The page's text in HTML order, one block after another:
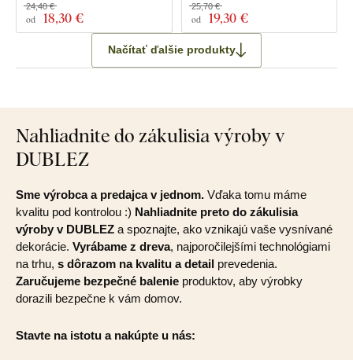
od 18,30 €
24,40 €
od 19,30 €
25,70 €
Načítať ďalšie produkty
Nahliadnite do zákulisia výroby v
DUBLEZ
Sme výrobca a predajca v jednom. Vďaka tomu máme
kvalitu pod kontrolou :) Nahliadnite preto do zákulisia
výroby v DUBLEZ a spoznajte, ako vznikajú vaše vysnívané
dekorácie. Vyrábame z dreva, najporočilejšími technológiami
na trhu, s dôrazom na kvalitu a detail prevedenia.
Zaručujeme bezpečné balenie produktov, aby výrobky
dorazili bezpečne k vám domov.
Stavte na istotu a nakúpte u nás: